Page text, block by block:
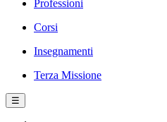
Professioni
Corsi
Insegnamenti
Terza Missione
☰